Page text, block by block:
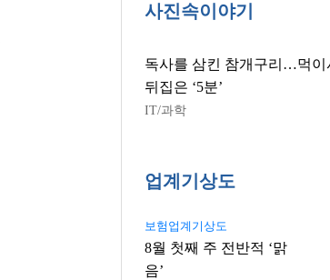
사진속이야기
독사를 삼킨 참개구리…먹이
뒤집은 ‘5분’
IT/과학
업계기상도
보험업계기상도
8월 첫째 주 전반적 ‘맑
음’